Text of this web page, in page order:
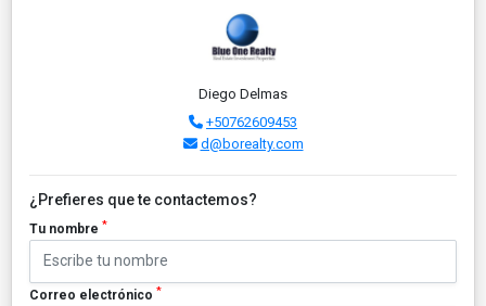
Diego Delmas
+50762609453
d@borealty.com
¿Prefieres que te contactemos?
Tu nombre *
Correo electrónico *